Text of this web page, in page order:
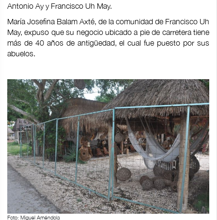
Antonio Ay y Francisco Uh May.
María Josefina Balam Axté, de la comunidad de Francisco Uh
May, expuso que su negocio ubicado a pie de carretera tiene
más de 40 años de antigüedad, el cual fue puesto por sus
abuelos.
Foto: Miguel Améndola